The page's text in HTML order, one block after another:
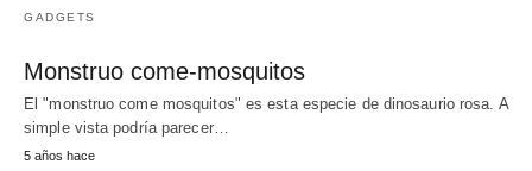
GADGETS
Monstruo come-mosquitos
El "monstruo come mosquitos" es esta especie de dinosaurio rosa. A
simple vista podría parecer…
5 años hace